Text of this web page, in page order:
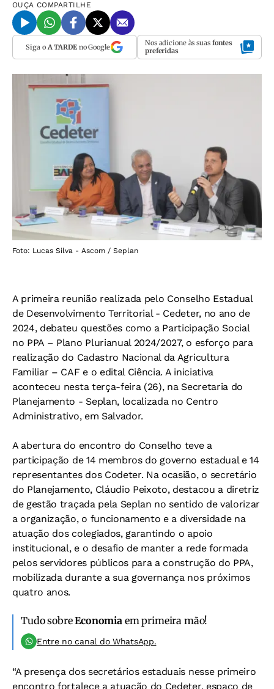
OUÇA COMPARTILHE
Siga o A TARDEno Google Nos adicione às suas fontes
preferidas
Foto: Lucas Silva - Ascom / Seplan
A primeira reunião realizada pelo Conselho Estadual
de Desenvolvimento Territorial - Cedeter, no ano de
2024, debateu questões como a Participação Social
no PPA – Plano Plurianual 2024/2027, o esforço para
realização do Cadastro Nacional da Agricultura
Familiar – CAF e o edital Ciência. A iniciativa
aconteceu nesta terça-feira (26), na Secretaria do
Planejamento - Seplan, localizada no Centro
Administrativo, em Salvador.
A abertura do encontro do Conselho teve a
participação de 14 membros do governo estadual e 14
representantes dos Codeter. Na ocasião, o secretário
do Planejamento, Cláudio Peixoto, destacou a diretriz
de gestão traçada pela Seplan no sentido de valorizar
a organização, o funcionamento e a diversidade na
atuação dos colegiados, garantindo o apoio
institucional, e o desafio de manter a rede formada
pelos servidores públicos para a construção do PPA,
mobilizada durante a sua governança nos próximos
quatro anos.
Tudo sobreEconomiaem primeira mão!
Entre no canal do WhatsApp.
“A presença dos secretários estaduais nesse primeiro
encontro fortalece a atuação do Cedeter, espaço de